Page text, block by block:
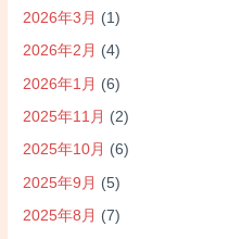
2026年3月 (1)
2026年2月 (4)
2026年1月 (6)
2025年11月 (2)
2025年10月 (6)
2025年9月 (5)
2025年8月 (7)